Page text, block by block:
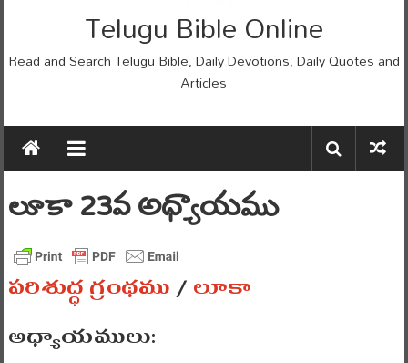
Telugu Bible Online
Read and Search Telugu Bible, Daily Devotions, Daily Quotes and
Articles
లూకా 23వ అధ్యాయము
పరిశుద్ధ గ్రంథము/లూకా
అధ్యాయములు: